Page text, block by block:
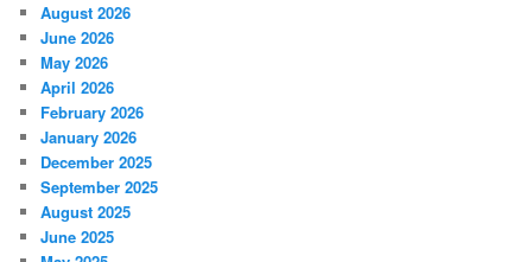
August 2026
June 2026
May 2026
April 2026
February 2026
January 2026
December 2025
September 2025
August 2025
June 2025